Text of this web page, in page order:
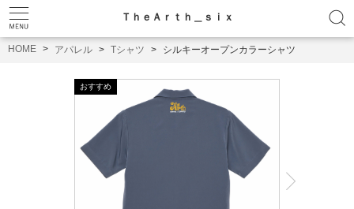
ＴｈｅＡｒｔｈ＿ｓｉｘ
HOME アパレル Tシャツ シルキーオープンカラーシャツ